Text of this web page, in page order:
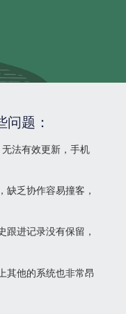
题：
法有效更新，手机
缺乏协作容易撞客，
跟进记录没有保留，
其他的系统也非常昂